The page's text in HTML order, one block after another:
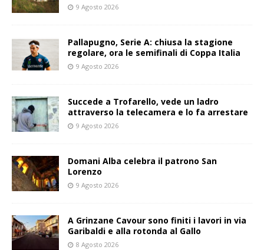
9 Agosto 2026
Pallapugno, Serie A: chiusa la stagione
regolare, ora le semifinali di Coppa Italia
9 Agosto 2026
Succede a Trofarello, vede un ladro
attraverso la telecamera e lo fa arrestare
9 Agosto 2026
Domani Alba celebra il patrono San
Lorenzo
9 Agosto 2026
A Grinzane Cavour sono finiti i lavori in via
Garibaldi e alla rotonda al Gallo
8 Agosto 2026